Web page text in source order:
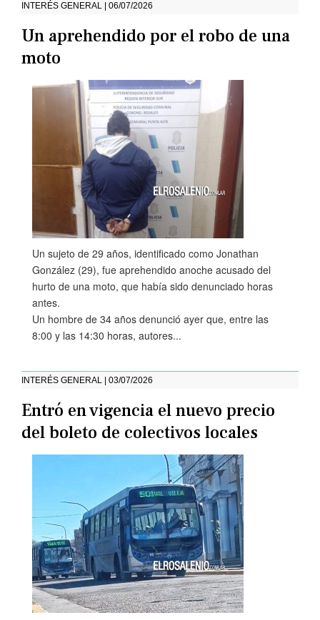
INTERÉS GENERAL | 06/07/2026
Un aprehendido por el robo de una
moto
Un sujeto de 29 años, identificado como Jonathan
González (29), fue aprehendido anoche acusado del
hurto de una moto, que había sido denunciado horas
antes.
Un hombre de 34 años denunció ayer que, entre las
8:00 y las 14:30 horas, autores...
INTERÉS GENERAL | 03/07/2026
Entró en vigencia el nuevo precio
del boleto de colectivos locales